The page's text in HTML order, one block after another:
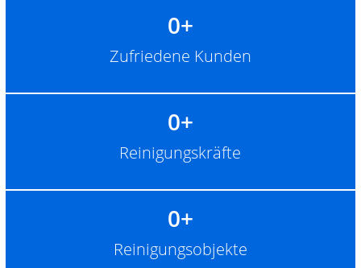
0+
Zufriedene Kunden
0+
Reinigungskräfte
0+
Reinigungsobjekte